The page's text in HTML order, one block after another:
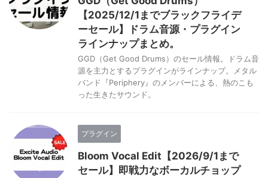
【2025/12/1までブラックフライデ
ーセール】ドラム音源・プラグイン
ラインナップまとめ。
GGD（Get Good Drums）のセール情報。ドラム音
源を主力とするプラグインがラインナップ。メタル
バンド『Periphery』のメンバーによる、熱のこも
った生きたサウンド。
プラグイン
Bloom Vocal Edit【2026/9/1まで
セール】即戦力なボーカルチョップ